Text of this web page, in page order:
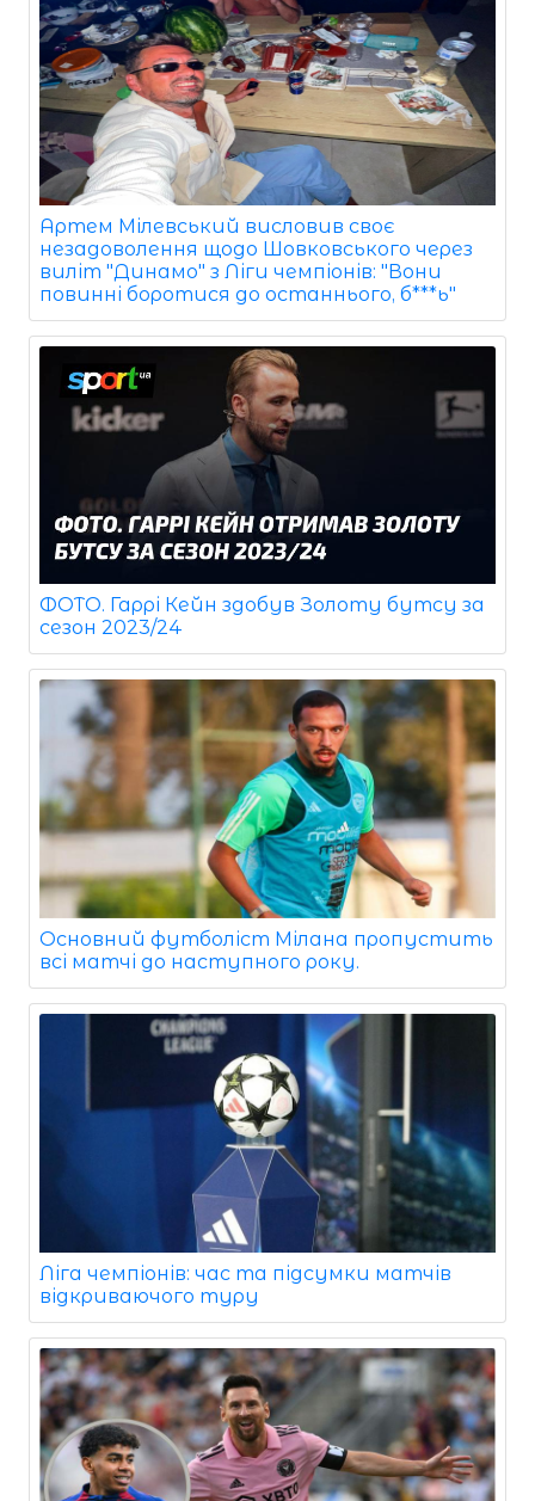
Артем Мілевський висловив своє
незадоволення щодо Шовковського через
виліт "Динамо" з Ліги чемпіонів: "Вони
повинні боротися до останнього, б***ь"
ФОТО. Гаррі Кейн здобув Золоту бутсу за
сезон 2023/24
Основний футболіст Мілана пропустить
всі матчі до наступного року.
Ліга чемпіонів: час та підсумки матчів
відкриваючого туру